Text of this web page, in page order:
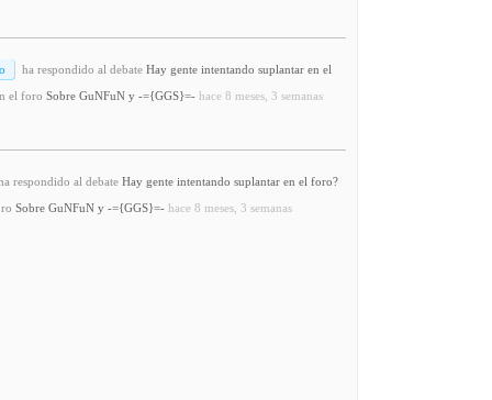
ha respondido al debate Hay gente intentando suplantar en el
el foro Sobre GuNFuN y -={GGS}=- hace 8 meses, 3 semanas
respondido al debate Hay gente intentando suplantar en el foro?
Sobre GuNFuN y -={GGS}=- hace 8 meses, 3 semanas